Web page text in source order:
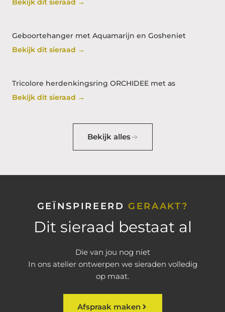
Bekijk dit sieraad →
Geboortehanger met Aquamarijn en Gosheniet
Bekijk dit sieraad →
Tricolore herdenkingsring ORCHIDEE met as
Bekijk dit sieraad →
Bekijk alles
GEÏNSPIREERDGERAAKT?
Dit sieraad bestaat al
Die van jou nog niet
In ons atelier ontwerpen we sieraden volledig
op maat.
Afspraak maken